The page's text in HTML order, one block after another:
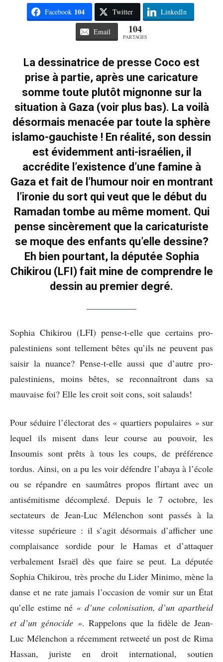
Facebook 104 Twitter LinkedIn
Email 104
PARTAGES
La dessinatrice de presse Coco est
prise à partie, après une caricature
somme toute plutôt mignonne sur la
situation à Gaza (voir plus bas). La voilà
désormais menacée par toute la sphère
islamo-gauchiste ! En réalité, son dessin
est évidemment anti-israélien, il
accrédite l’existence d’une famine à
Gaza et fait de l’humour noir en montrant
l’ironie du sort qui veut que le début du
Ramadan tombe au même moment. Qui
pense sincèrement que la caricaturiste
se moque des enfants qu’elle dessine?
Eh bien pourtant, la députée Sophia
Chikirou (LFI) fait mine de comprendre le
dessin au premier degré.
Sophia Chikirou (LFI) pense-t-elle que certains pro-
palestiniens sont tellement bêtes qu’ils ne peuvent pas
saisir la nuance? Pense-t-elle aussi que d’autre pro-
palestiniens, moins bêtes, se reconnaîtront dans sa
mauvaise foi? Elle les croit soit cons, soit salauds!
Pour séduire l’électorat des « quartiers populaires » sur
lequel ils misent dans leur course au pouvoir, les
Insoumis sont prêts à tous les coups, de préférence
tordus. Ainsi, on a pu les voir défendre l’abaya à l’école
ou se répandre en saumâtres propos flirtant avec un
antisémitisme décomplexé. Depuis le 7 octobre, les
sectateurs de Jean-Luc Mélenchon sont passés à la
vitesse supérieure : il s’agit désormais d’afficher une
complaisance sordide pour le Hamas et d’attaquer
verbalement Israël dès que faire se peut. La députée
Sophia Chikirou, très proche du Lider Minimo, mène la
danse et ne rate jamais l’occasion de vomir sur un État
qu’elle estime né « d’une colonisation, d’un apartheid
et d’un génocide ». Rappelons que la fidèle de Jean-
Luc Mélenchon a récemment retweeté un post de Rima
Hassan, juriste en droit international, soutien